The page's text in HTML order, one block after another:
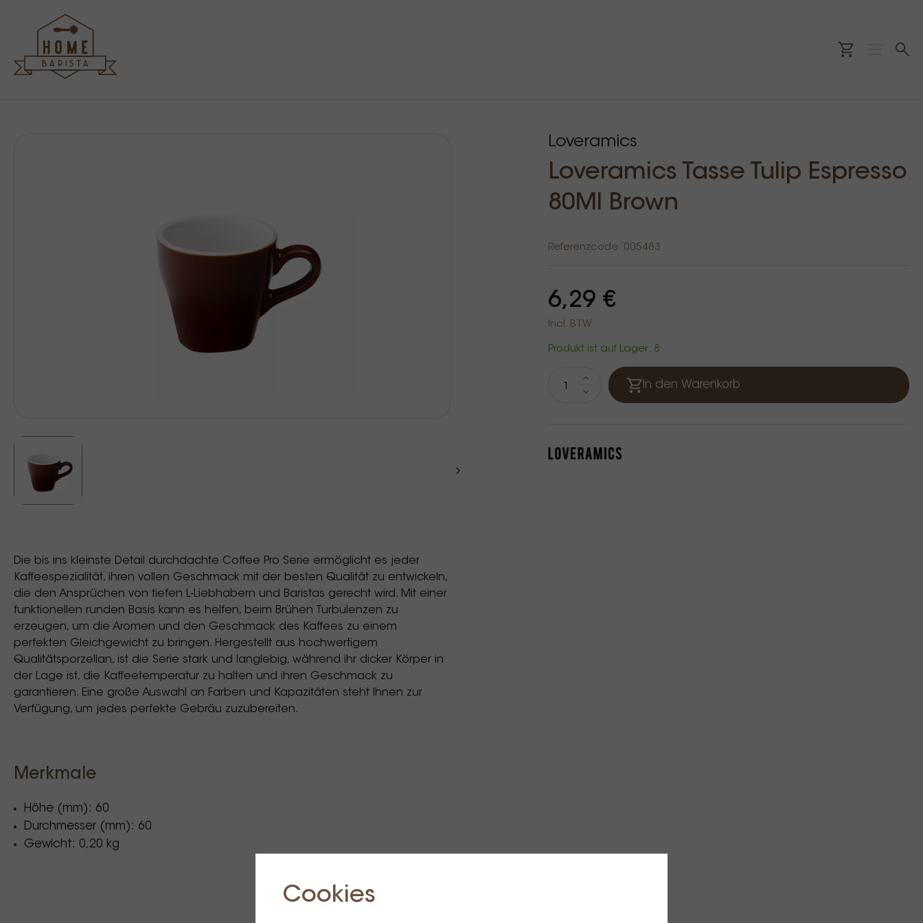
Die bis ins kleinste Detail durchdachte Coffee Pro Serie ermöglicht es jeder
Kaffeespezialität, ihren vollen Geschmack mit der besten Qualität zu entwickeln,
die den Ansprüchen von tiefen L-Liebhabern und Baristas gerecht wird. Mit einer
funktionellen runden Basis kann es helfen, beim Brühen Turbulenzen zu
erzeugen, um die Aromen und den Geschmack des Kaffees zu einem
perfekten Gleichgewicht zu bringen. Hergestellt aus hochwertigem
Qualitätsporzellan, ist die Serie stark und langlebig, während ihr dicker Körper in
der Lage ist, die Kaffeetemperatur zu halten und ihren Geschmack zu
garantieren. Eine große Auswahl an Farben und Kapazitäten steht Ihnen zur
Verfügung, um jedes perfekte Gebräu zuzubereiten.
Merkmale
Höhe (mm): 60
Durchmesser (mm): 60
Gewicht: 0,20 kg
Loveramics
Loveramics Tasse Tulip Espresso
80Ml Brown
Referenzcode: 005483
6,29 €
Incl. BTW
Produkt ist auf Lager: 8
In den Warenkorb
Cookies